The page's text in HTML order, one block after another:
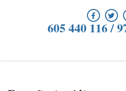
605 440 116 /